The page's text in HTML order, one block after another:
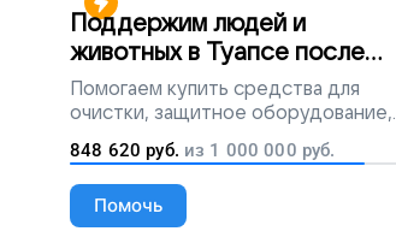
Поддержим людей и
животных в Туапсе после
разлива мазута
Помогаем купить средства для
очистки, защитное оборудование,
лекарства, корм и предметы первой
необходимости
848 620 руб. из 1 000 000 руб.
Помочь